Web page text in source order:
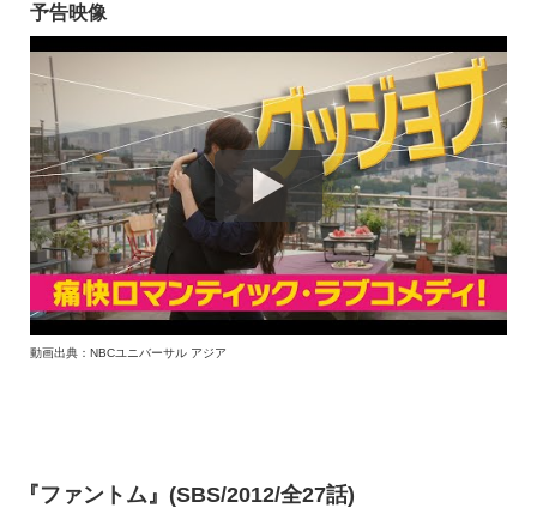
予告映像
動画出典：NBCユニバーサル アジア
『ファントム』(SBS/2012/全27話)